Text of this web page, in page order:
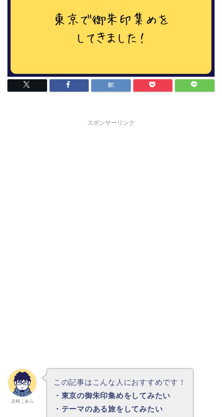
スポンサーリンク
足軽こあら
この記事はこんな人におすすめです！
・東京の御朱印集めをしてみたい
・テーマのある旅をしてみたい